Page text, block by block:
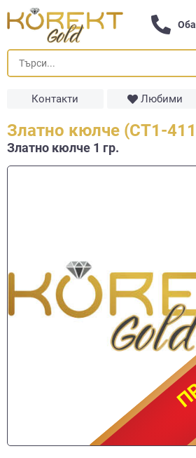
Контакти Любими
Златно кюлче (СТ1-
Златно кюлче 1 гр.